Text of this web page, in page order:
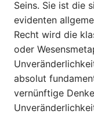
Seins. Sie ist die
evidenten
Recht wird die
oder
absolut
vernünftige